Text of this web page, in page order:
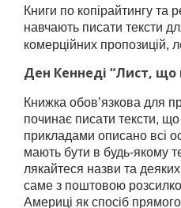
Книги по копірайтингу та
навчають писати тексти
комерційних пропозицій,
Ден Кеннеді “Лист, що
Книжка обов’язкова для
починає писати тексти,
прикладами описано всі
мають бути в будь-якому
лякайтеся назви та
саме з поштовою
Америці як спосіб